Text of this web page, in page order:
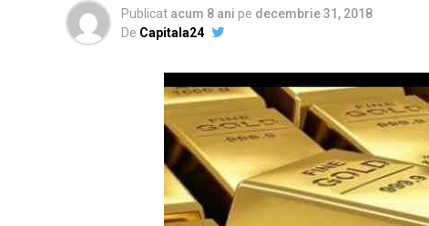
Publicat acum 8 ani pe decembrie 31, 2018
De Capitala24